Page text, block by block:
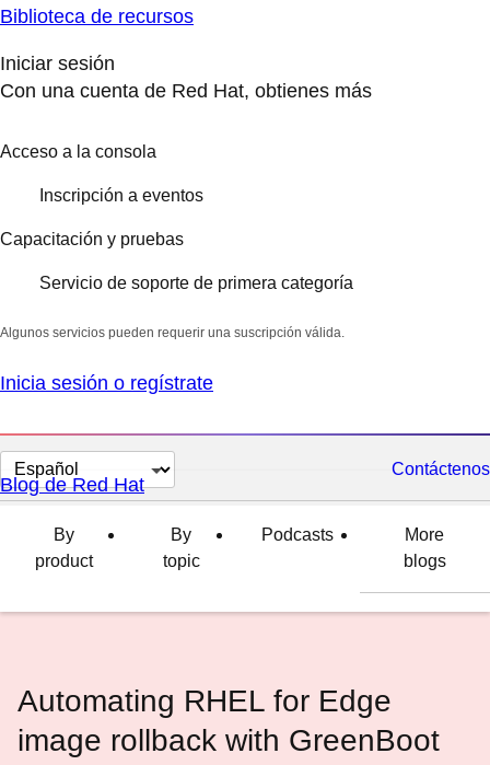
Biblioteca de recursos
Iniciar sesión
Con una cuenta de Red Hat, obtienes más
Acceso a la consola
Inscripción a eventos
Capacitación y pruebas
Servicio de soporte de primera categoría
Algunos servicios pueden requerir una suscripción válida.
Inicia sesión o regístrate
Cambiar
el
idioma
Contáctenos
Blog de Red Hat
By
product
By
topic
Podcasts
More
blogs
Automating RHEL for Edge
image rollback with GreenBoot